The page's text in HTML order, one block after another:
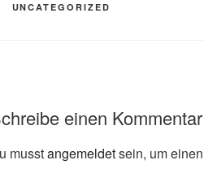
UNCATEGORIZED
einen Kommentar
musstangemeldetsein, um